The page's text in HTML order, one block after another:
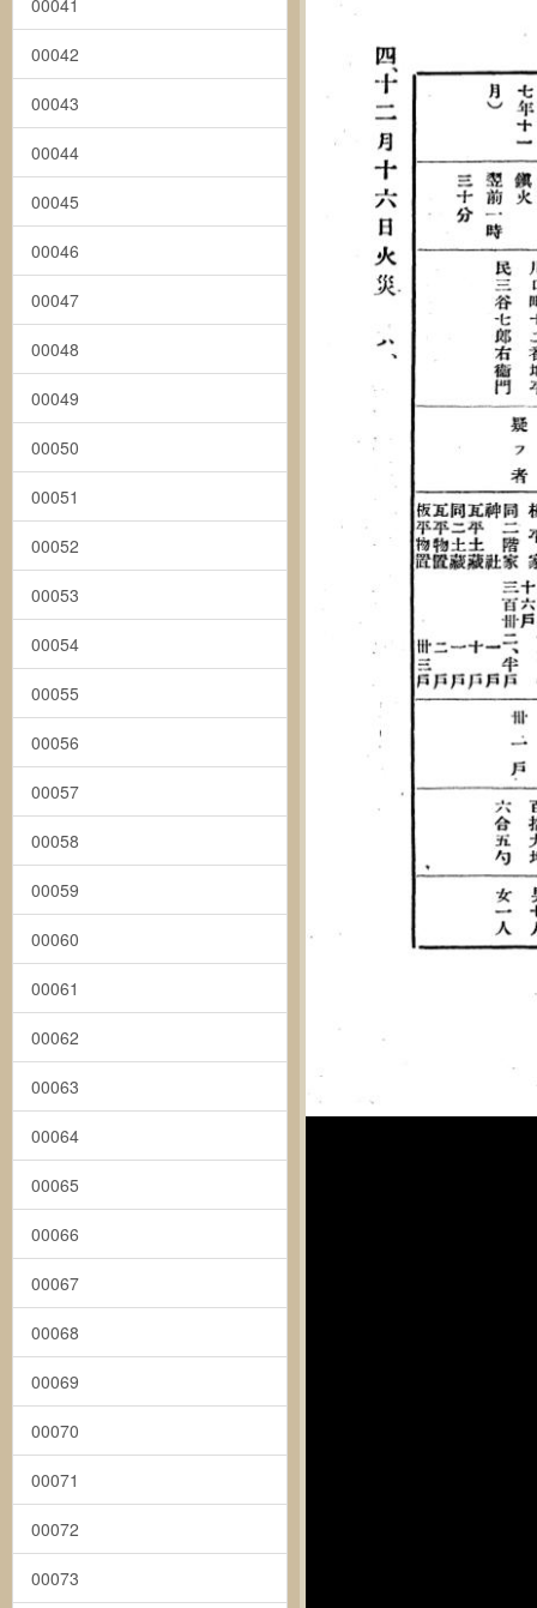
00041
00042
00043
00044
00045
00046
00047
00048
00049
00050
00051
00052
00053
00054
00055
00056
00057
00058
00059
00060
00061
00062
00063
00064
00065
00066
00067
00068
00069
00070
00071
00072
00073